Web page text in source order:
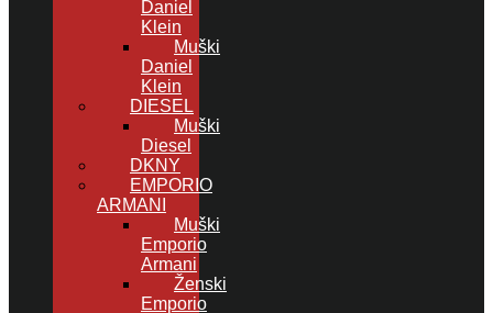
Daniel
Klein
Muški
Daniel
Klein
DIESEL
Muški
Diesel
DKNY
EMPORIO
ARMANI
Muški
Emporio
Armani
Ženski
Emporio